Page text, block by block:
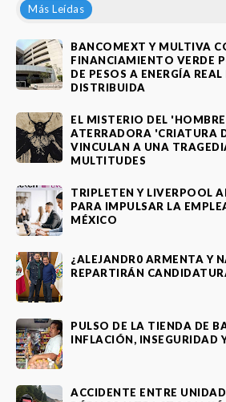
Más Leídas
BANCOMEXT Y MULTIVA
FINANCIAMIENTO VERDE
DE PESOS A ENERGÍA
DISTRIBUIDA
EL MISTERIO DEL
ATERRADORA 'CRIATURA
VINCULAN A UNA
MULTITUDES
TRIPLETEN Y LIVERPOOL
PARA IMPULSAR LA
MÉXICO
¿ALEJANDR0 ARMENTA Y
REPARTIRÁN
PULSO DE LA TIENDA DE
INFLACIÓN, INSEGURIDAD
ACCIDENTE ENTRE